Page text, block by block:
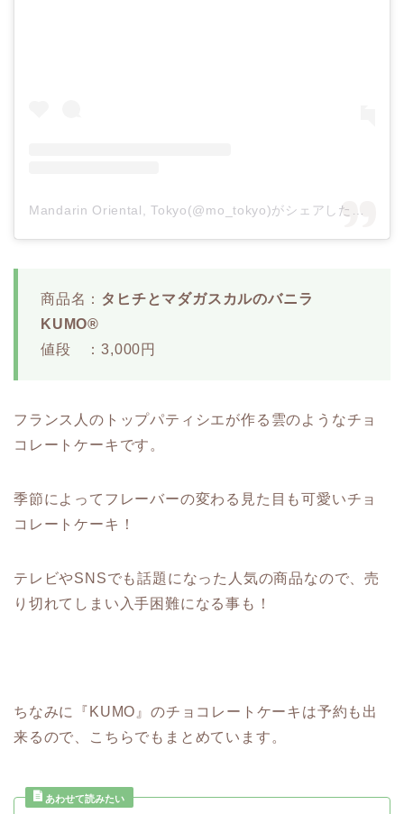
Mandarin Oriental, Tokyo(@mo_tokyo)がシェアした投稿
商品名： タヒチとマダガスカルのバニラ
KUMO®
値段 ：3,000円
フランス人のトップパティシエが作る雲のようなチョ
コレートケーキです。
季節によってフレーバーの変わる見た目も可愛いチョ
コレートケーキ！
テレビやSNSでも話題になった人気の商品なので、売
り切れてしまい入手困難になる事も！
ちなみに『KUMO』のチョコレートケーキは予約も出
来るので、こちらでもまとめています。